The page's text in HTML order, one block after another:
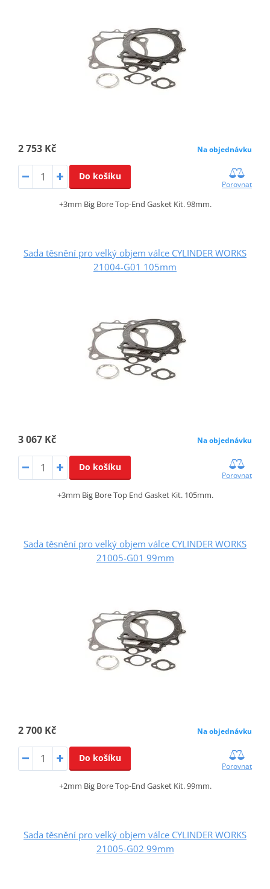
2 753 Kč Na objednávku
Do košíku
Porovnat
+3mm Big Bore Top-End Gasket Kit. 98mm.
Sada těsnění pro velký objem válce CYLINDER WORKS
21004-G01 105mm
3 067 Kč Na objednávku
Do košíku
Porovnat
+3mm Big Bore Top End Gasket Kit. 105mm.
Sada těsnění pro velký objem válce CYLINDER WORKS
21005-G01 99mm
2 700 Kč Na objednávku
Do košíku
Porovnat
+2mm Big Bore Top-End Gasket Kit. 99mm.
Sada těsnění pro velký objem válce CYLINDER WORKS
21005-G02 99mm